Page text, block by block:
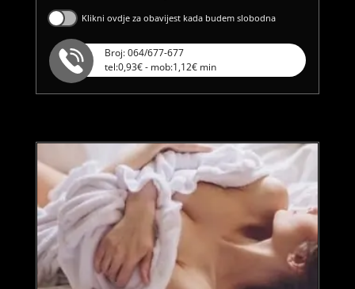
Klikni ovdje za obavijest kada budem slobodna
Broj: 064/677-677
tel:0,93€ - mob:1,12€ min